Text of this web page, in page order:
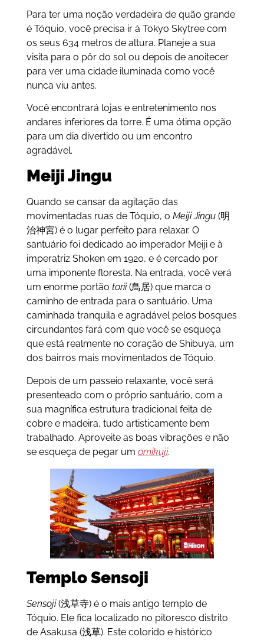
Para ter uma noção verdadeira de quão grande
é Tóquio, você precisa ir à Tokyo Skytree com
os seus 634 metros de altura. Planeje a sua
visita para o pôr do sol ou depois de anoitecer
para ver uma cidade iluminada como você
nunca viu antes.
Você encontrará lojas e entretenimento nos
andares inferiores da torre. É uma ótima opção
para um dia divertido ou um encontro
agradável.
Meiji Jingu
Quando se cansar da agitação das
movimentadas ruas de Tóquio, o Meiji Jingu(明
治神宮) é o lugar perfeito para relaxar. O
santuário foi dedicado ao imperador Meiji e à
imperatriz Shoken em 1920, e é cercado por
uma imponente floresta. Na entrada, você verá
um enorme portão torii(鳥居) que marca o
caminho de entrada para o santuário. Uma
caminhada tranquila e agradável pelos bosques
circundantes fará com que você se esqueça
que está realmente no coração de Shibuya, um
dos bairros mais movimentados de Tóquio.
Depois de um passeio relaxante, você será
presenteado com o próprio santuário, com a
sua magnífica estrutura tradicional feita de
cobre e madeira, tudo artisticamente bem
trabalhado. Aproveite as boas vibrações e não
se esqueça de pegar um omikuji.
Templo Sensoji
Sensoji(浅草寺) é o mais antigo templo de
Tóquio. Ele fica localizado no pitoresco distrito
de Asakusa (浅草). Este colorido e histórico